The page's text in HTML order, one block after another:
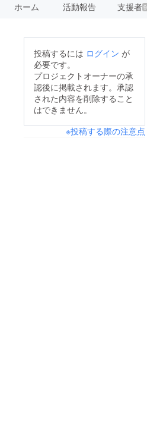
ホーム 活動報告 支援者9
投稿するには ログイン が
必要です。
プロジェクトオーナーの承
認後に掲載されます。承認
された内容を削除すること
はできません。
※投稿する際の注意点